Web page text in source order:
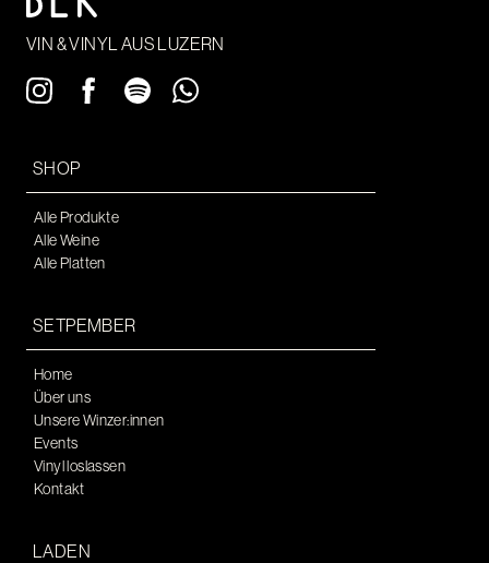
VIN & VINYL AUS LUZERN
SHOP
Alle Produkte
Alle Weine
Alle Platten
SETPEMBER
Home
Über uns
Unsere Winzer:innen
Events
Vinyl loslassen
Kontakt
LADEN